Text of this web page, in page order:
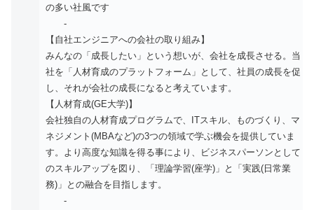
の多い社風です
-
【自社エンジニアへの会社の取り組み】
みんなの「成長したい」という想いが、会社を成長させる。当
社を「人材育成のプラットフォーム」として、社員の成長を促
し、それが会社の成長になると考えています。
【人材育成(GE大学)】
会社独自の人材育成プログラムで、ITスキル、ものづくり、マ
ネジメント(MBAなど)の3つの領域で学ぶ機会を提供していま
す。より高度な知識を得る事により、ビジネスパーソンとして
のスキルアップを図り、「理論学習(座学)」と「実践(日常業
務)」との融合を目指します。
-